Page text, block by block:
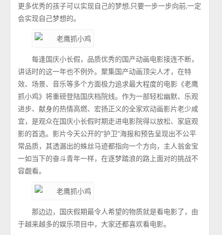
更多优秀的孩子可以实现自己的梦想,只要一步一步向前,一定
会实现自己梦想的。
每逢国庆小长假，品质优秀的国产动画电影接连不断，
讲话时的这一年也不例外。聚集国产动画顶尖人才，在特
效、场景、音乐等多个方面极力追求最大程度的电影《老鹰
抓小鸡》将重磅登陆国庆档院线。作为一部轻松幽默、乐观
进步、献身的热情高燃、宏扬正义的全家欢动画影片老少咸
宜，是观众在国庆小长假时期走进电影院得以放松、家庭观
影的首选。影片今天公开的“护卫”海报和预告呈现出不公平
常品质，其透漏出的蛛丝马迹都指向一个方向，主人翁金宝
一如当下的奋斗青年一样，在逐梦踏浪的路上面对的挑战不
容觑看。
那边边，国庆假期最令人希望的物质就是看电影了，由
于越来越多的娱乐项目中，大家还都喜欢看电影。